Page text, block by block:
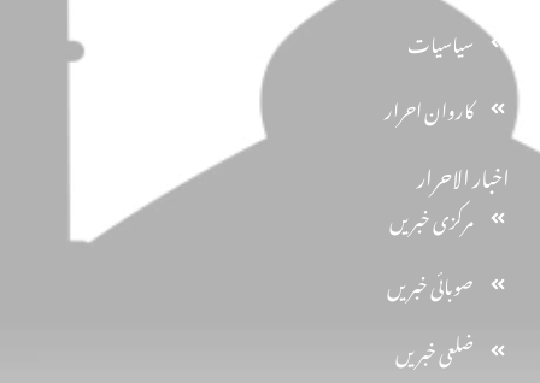
اخبار الاحرار
مرکزی خبریں
صوبائی خبریں
ضلعی خبریں
سیاسیات
کاروان احرار